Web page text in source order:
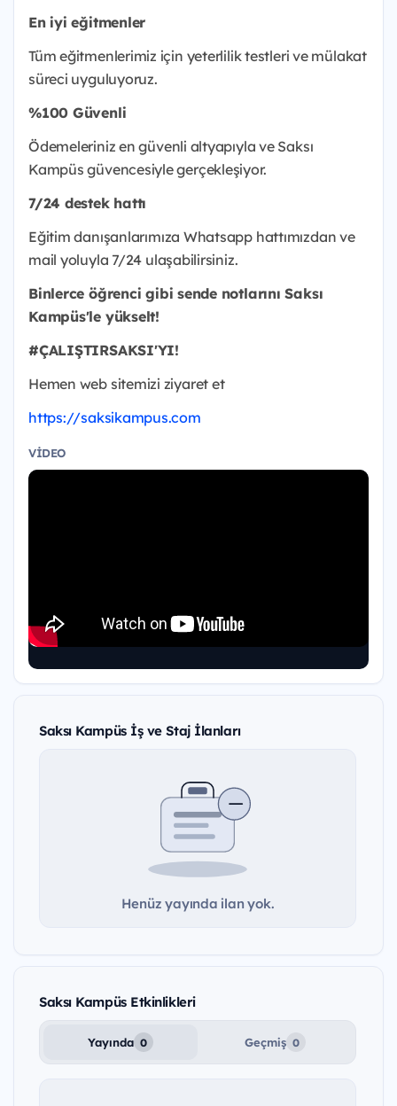
En iyi eğitmenler
Tüm eğitmenlerimiz için yeterlilik testleri ve mülakat
süreci uyguluyoruz.
%100 Güvenli
Ödemeleriniz en güvenli altyapıyla ve Saksı
Kampüs güvencesiyle gerçekleşiyor.
7/24 destek hattı
Eğitim danışanlarımıza Whatsapp hattımızdan ve
mail yoluyla 7/24 ulaşabilirsiniz.
Binlerce öğrenci gibi sende notlarını Saksı
Kampüs'le yükselt!
#ÇALIŞTIRSAKSI'YI!
Hemen web sitemizi ziyaret et
https://saksikampus.com
VIDEO
Saksı Kampüs İş ve Staj İlanları
Henüz yayında ilan yok.
Saksı Kampüs Etkinlikleri
Yayında 0 Geçmiş 0